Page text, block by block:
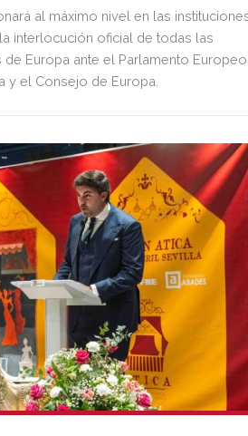
al máximo nivel en las
Europa ante el Parlamento
y el Consejo de Europa.